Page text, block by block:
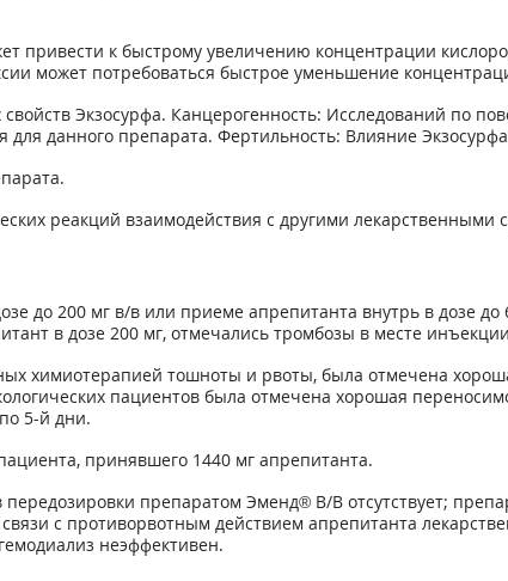
привести к быстрому увеличению концентрации
может потребоваться быстрое уменьшение
Экзосурфа. Канцерогенность: Исследований по
данного препарата. Фертильность: Влияние
реакций взаимодействия с другими лекарственными
до 200 мг в/в или приеме апрепитанта внутрь в дозе
в дозе 200 мг, отмечались тромбозы в месте
химиотерапией тошноты и рвоты, была отмечена
пациентов была отмечена хорошая
5-й дни.
принявшего 1440 мг апрепитанта.
препаратом Эменд®В/В отсутствует;
с противорвотным действием апрепитанта
неэффективен.